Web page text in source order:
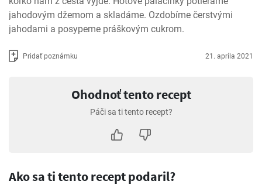
jahodovým džemom a skladáme. Ozdobíme čerstvými
jahodami a posypeme práškovým cukrom.
Pridať poznámku 21. apríla 2021
Ohodnoť tento recept
Páči sa ti tento recept?
Ako sa ti tento recept podaril?